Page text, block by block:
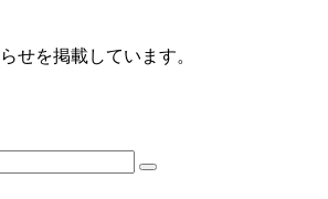
せを掲載しています。